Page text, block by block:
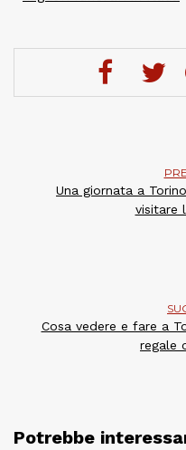
Una giornata a
visitare
Cosa vedere e fare a
regale
Potrebbe